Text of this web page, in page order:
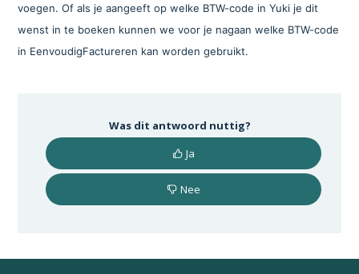
voegen. Of als je aangeeft op welke BTW-code in Yuki je dit
wenst in te boeken kunnen we voor je nagaan welke BTW-code
in EenvoudigFactureren kan worden gebruikt.
Was dit antwoord nuttig?
Ja
Nee